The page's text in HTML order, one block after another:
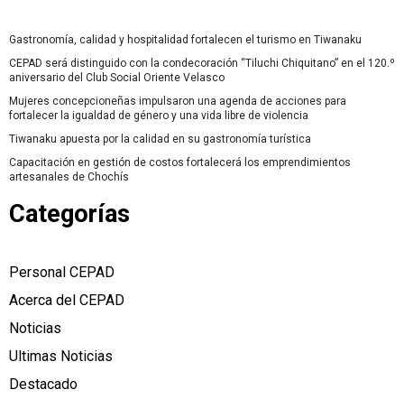
Gastronomía, calidad y hospitalidad fortalecen el turismo en Tiwanaku
CEPAD será distinguido con la condecoración “Tiluchi Chiquitano” en el 120.º
aniversario del Club Social Oriente Velasco
Mujeres concepcioneñas impulsaron una agenda de acciones para
fortalecer la igualdad de género y una vida libre de violencia
Tiwanaku apuesta por la calidad en su gastronomía turística
Capacitación en gestión de costos fortalecerá los emprendimientos
artesanales de Chochís
Categorías
Personal CEPAD
Acerca del CEPAD
Noticias
Ultimas Noticias
Destacado